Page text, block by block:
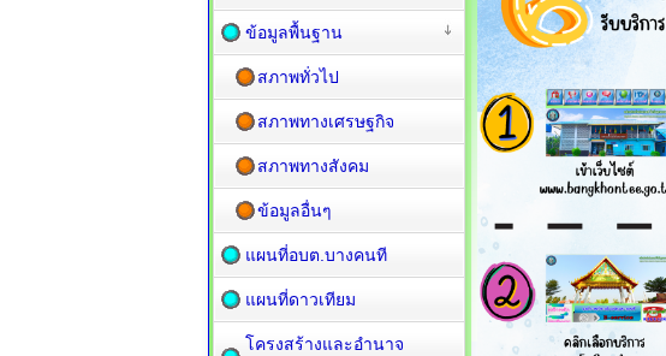
ข้อมูลพื้นฐาน
สภาพทั่วไป
สภาพทางเศรษฐกิจ
สภาพทางสังคม
ข้อมูลอื่นๆ
แผนที่อบต.บางคนที
แผนที่ดาวเทียม
โครงสร้างและอำนาจ